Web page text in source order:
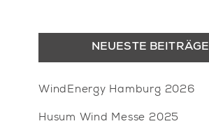
NEUESTE BEITRÄGE
WindEnergy Hamburg 2026
Husum Wind Messe 2025